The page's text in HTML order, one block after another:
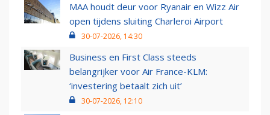
MAA houdt deur voor Ryanair en Wizz Air
open tijdens sluiting Charleroi Airport
30-07-2026, 14:30
Business en First Class steeds
belangrijker voor Air France-KLM:
‘investering betaalt zich uit’
30-07-2026, 12:10